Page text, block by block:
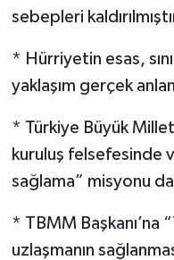
sebepleri
* Hürriyetin esas,
yaklaşım gerçek
* Türkiye Büyük
kuruluş felsefesinde
sağlama” misyonu
* TBMM Başkanı’na
uzlaşmanın